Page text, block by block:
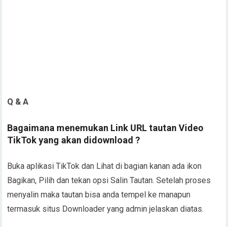
Q & A
Bagaimana menemukan Link URL tautan Video
TikTok yang akan didownload ?
Buka aplikasi TikTok dan Lihat di bagian kanan ada ikon
Bagikan, Pilih dan tekan opsi Salin Tautan. Setelah proses
menyalin maka tautan bisa anda tempel ke manapun
termasuk situs Downloader yang admin jelaskan diatas.